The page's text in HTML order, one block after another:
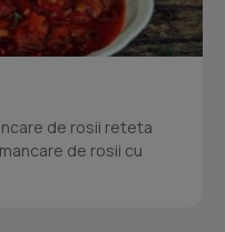
de rosii reteta
de rosii cu